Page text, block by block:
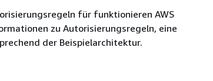
für funktionieren AWS
zu Autorisierungsregeln, eine
der Beispielarchitektur.